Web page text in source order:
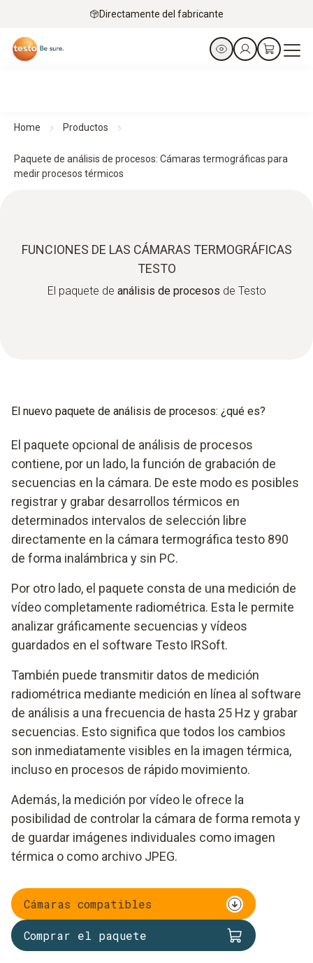
Directamente del fabricante
Home Productos
Paquete de análisis de procesos: Cámaras termográficas para
medir procesos térmicos
FUNCIONES DE LAS CÁMARAS TERMOGRÁFICAS
TESTO
El paquete de análisis de procesos de Testo
El nuevo paquete de análisis de procesos: ¿qué es?
El paquete opcional de análisis de procesos
contiene, por un lado, la función de grabación de
secuencias en la cámara. De este modo es posibles
registrar y grabar desarrollos térmicos en
determinados intervalos de selección libre
directamente en la cámara termográfica testo 890
de forma inalámbrica y sin PC.
Por otro lado, el paquete consta de una medición de
vídeo completamente radiométrica. Esta le permite
analizar gráficamente secuencias y vídeos
guardados en el software Testo IRSoft.
También puede transmitir datos de medición
radiométrica mediante medición en línea al software
de análisis a una frecuencia de hasta 25 Hz y grabar
secuencias. Esto significa que todos los cambios
son inmediatamente visibles en la imagen térmica,
incluso en procesos de rápido movimiento.
Además, la medición por vídeo le ofrece la
posibilidad de controlar la cámara de forma remota y
de guardar imágenes individuales como imagen
térmica o como archivo JPEG.
Cámaras compatibles
Comprar el paquete